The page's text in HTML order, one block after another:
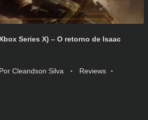
Series X) – O retorno de Isaac
Por Cleandson Silva
Reviews